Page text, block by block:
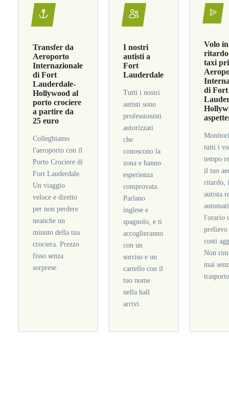
Transfer da
Aeroporto
Internazionale
di Fort
Lauderdale-
Hollywood al
porto crociere
a partire da
25 euro
Colleghiamo
l'aeroporto con il
Porto Crociere di
Fort Lauderdale.
Un viaggio
veloce e diretto
per non perdere
neanche un
minuto della tua
crociera. Prezzo
fisso senza
sorprese.
I nostri
autisti a
Fort
Lauderdale
Tutti i nostri
autisti sono
professionisti
autorizzati
che
conoscono la
zona e hanno
esperienza
comprovata.
Parlano
inglese e
spagnolo, e ti
accoglieranno
con un
sorriso e un
cartello con il
tuo nome
nella hall
arrivi.
Volo in
taxi
di Fort
tutti i
tempo
il tuo
ritardo,
autista
l'orario
prelievo
costi
Non
mai